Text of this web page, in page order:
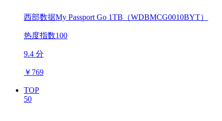
西部数据My Passport Go 1TB（WDBMCG0010BYT）
热度指数100
9.4 分
￥ 769
TOP
50